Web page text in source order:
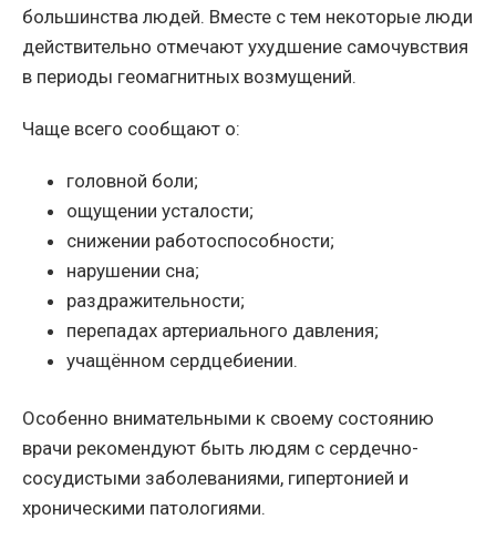
большинства людей. Вместе с тем некоторые люди
действительно отмечают ухудшение самочувствия
в периоды геомагнитных возмущений.
Чаще всего сообщают о:
головной боли;
ощущении усталости;
снижении работоспособности;
нарушении сна;
раздражительности;
перепадах артериального давления;
учащённом сердцебиении.
Особенно внимательными к своему состоянию
врачи рекомендуют быть людям с сердечно-
сосудистыми заболеваниями, гипертонией и
хроническими патологиями.